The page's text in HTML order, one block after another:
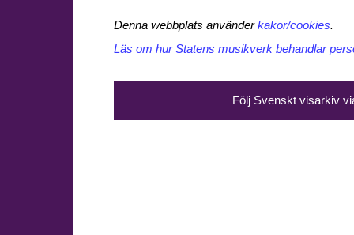
Denna webbplats använderkakor/cookies.
Läs om hur Statens musikverk behandlar
Följ Svenskt visarkiv